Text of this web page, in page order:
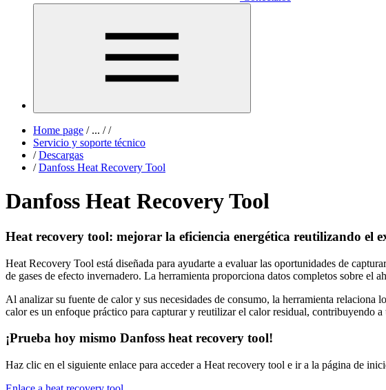
Home page /... / /
Servicio y soporte técnico
/ Descargas
/ Danfoss Heat Recovery Tool
Danfoss Heat Recovery Tool
Heat recovery tool: mejorar la eficiencia energética reutilizando el
Heat Recovery Tool está diseñada para ayudarte a evaluar las oportunidades de
de gases de efecto invernadero. La herramienta proporciona datos completos sobre
Al analizar su fuente de calor y sus necesidades de consumo, la herramienta relaciona
calor es un enfoque práctico para capturar y reutilizar el calor residual, contribuyendo a
¡Prueba hoy mismo Danfoss heat recovery tool!
Haz clic en el siguiente enlace para acceder a Heat